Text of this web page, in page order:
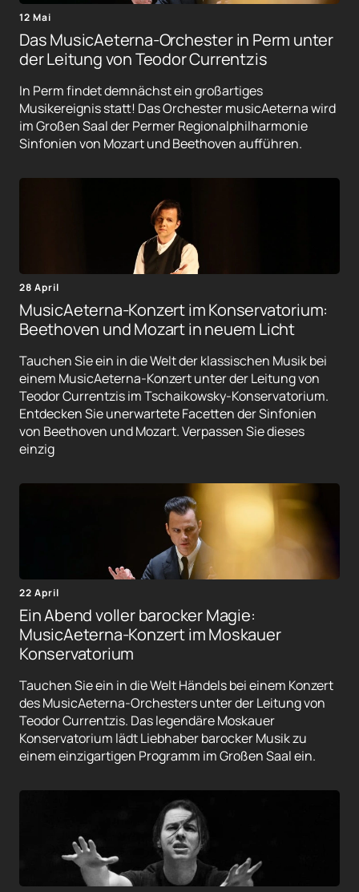
12 Mai
Das MusicAeterna-Orchester in Perm unter
der Leitung von Teodor Currentzis
In Perm findet demnächst ein großartiges
Musikereignis statt! Das Orchester musicAeterna wird
im Großen Saal der Permer Regionalphilharmonie
Sinfonien von Mozart und Beethoven aufführen.
28 April
MusicAeterna-Konzert im Konservatorium:
Beethoven und Mozart in neuem Licht
Tauchen Sie ein in die Welt der klassischen Musik bei
einem MusicAeterna-Konzert unter der Leitung von
Teodor Currentzis im Tschaikowsky-Konservatorium.
Entdecken Sie unerwartete Facetten der Sinfonien
von Beethoven und Mozart. Verpassen Sie dieses
einzig
22 April
Ein Abend voller barocker Magie:
MusicAeterna-Konzert im Moskauer
Konservatorium
Tauchen Sie ein in die Welt Händels bei einem Konzert
des MusicAeterna-Orchesters unter der Leitung von
Teodor Currentzis. Das legendäre Moskauer
Konservatorium lädt Liebhaber barocker Musik zu
einem einzigartigen Programm im Großen Saal ein.